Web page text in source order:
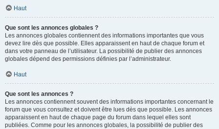
Haut
Que sont les annonces globales ?
Les annonces globales contiennent des informations importantes que vous
devez lire dès que possible. Elles apparaissent en haut de chaque forum et
dans votre panneau de l’utilisateur. La possibilité de publier des annonces
globales dépend des permissions définies par l’administrateur.
Haut
Que sont les annonces ?
Les annonces contiennent souvent des informations importantes concernant le
forum que vous consultez et doivent être lues dès que possible. Les annonces
apparaissent en haut de chaque page du forum dans lequel elles sont
publiées. Comme pour les annonces globales, la possibilité de publier des